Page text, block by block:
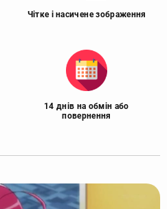
Чітке і насичене зображення
14 днів на обмін або
повернення